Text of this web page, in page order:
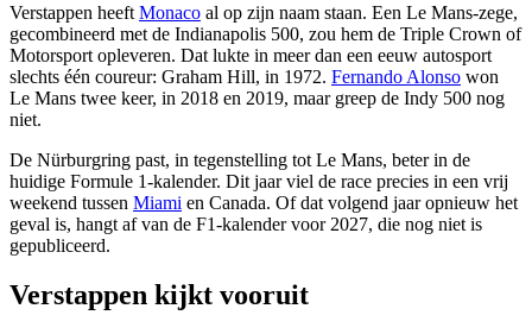
Verstappen heeft Monaco al op zijn naam staan. Een Le Mans-zege,
gecombineerd met de Indianapolis 500, zou hem de Triple Crown of
Motorsport opleveren. Dat lukte in meer dan een eeuw autosport
slechts één coureur: Graham Hill, in 1972. Fernando Alonso won
Le Mans twee keer, in 2018 en 2019, maar greep de Indy 500 nog
niet.
De Nürburgring past, in tegenstelling tot Le Mans, beter in de
huidige Formule 1-kalender. Dit jaar viel de race precies in een vrij
weekend tussen Miami en Canada. Of dat volgend jaar opnieuw het
geval is, hangt af van de F1-kalender voor 2027, die nog niet is
gepubliceerd.
Verstappen kijkt vooruit